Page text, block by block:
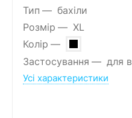
Тип
бахіли
Розмір
XL
Колір
Застосування
для
Усі характеристики